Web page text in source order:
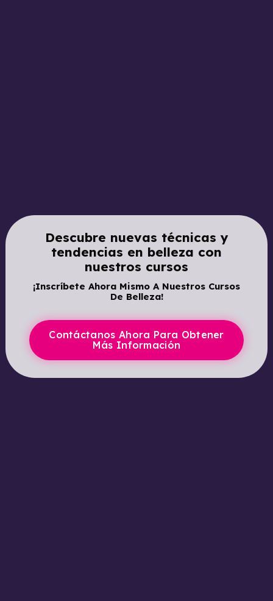
Descubre nuevas técnicas y
tendencias en belleza con
nuestros cursos
¡Inscríbete Ahora Mismo A Nuestros Cursos
De Belleza!
Contáctanos Ahora Para Obtener
Más Información